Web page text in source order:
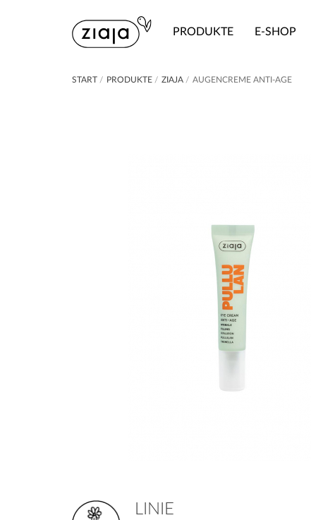
PRODUKTE E-SHOP
START / PRODUKTE / ZIAJA / AUGENCREME ANTI-AGE
LINIE